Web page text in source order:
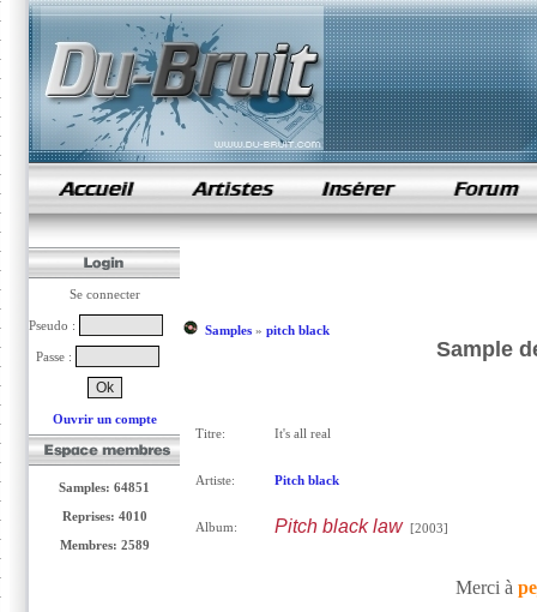
samples de rap
Se connecter
Pseudo :
Passe :
Ouvrir un compte
Samples: 64851
Reprises: 4010
Membres: 2589
Samples» pitch black
Sample
Titre: It's all real
Artiste: Pitch black
Album: Pitch black law[2003]
Merci à